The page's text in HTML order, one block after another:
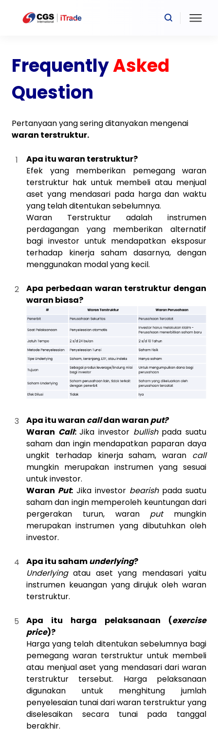
FrequentlyAsked
Question
Pertanyaan yang sering ditanyakan mengenai
waran terstruktur.
Apa itu waran terstruktur?
Efek yang memberikan pemegang waran
terstruktur hak untuk membeli atau menjual
aset yang mendasari pada harga dan waktu
yang telah ditentukan sebelumnya.
Waran Terstruktur adalah instrumen
perdagangan yang memberikan alternatif
bagi investor untuk mendapatkan eksposur
terhadap kinerja saham dasarnya, dengan
menggunakan modal yang kecil.
Apa perbedaan waran terstruktur dengan
waran biasa?
Apa itu waran calldan waran put?
Waran Call:Jika investor bullishpada suatu
saham dan ingin mendapatkan paparan daya
ungkit terhadap kinerja saham, waran call
mungkin merupakan instrumen yang sesuai
untuk investor.
Waran Put: Jika investor bearishpada suatu
saham dan ingin memperoleh keuntungan dari
pergerakan turun, waran putmungkin
merupakan instrumen yang dibutuhkan oleh
investor.
Apa itu sahamunderlying?
Underlyingatau aset yang mendasari yaitu
instrumen keuangan yang dirujuk oleh waran
terstruktur.
Apa itu harga pelaksanaan (exercise
price)?
Harga yang telah ditentukan sebelumnya bagi
pemegang waran terstruktur untuk membeli
atau menjual aset yang mendasari dari waran
terstruktur tersebut. Harga pelaksanaan
digunakan untuk menghitung jumlah
penyelesaian tunai dari waran terstruktur yang
diselesaikan secara tunai pada tanggal
berakhir.